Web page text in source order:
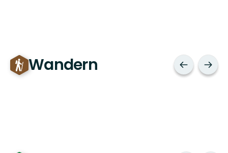
Wandern